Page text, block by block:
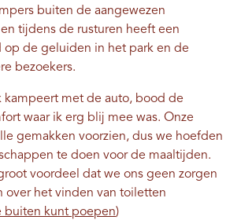
buiten de aangewezen
tijdens de rusturen heeft een
op de geluiden in het park en de
bezoekers.
kampeert met de auto, bood de
waar ik erg blij mee was. Onze
gemakken voorzien, dus we hoefden
te doen voor de maaltijden.
voordeel dat we ons geen zorgen
over het vinden van toiletten
buiten kunt poepen)